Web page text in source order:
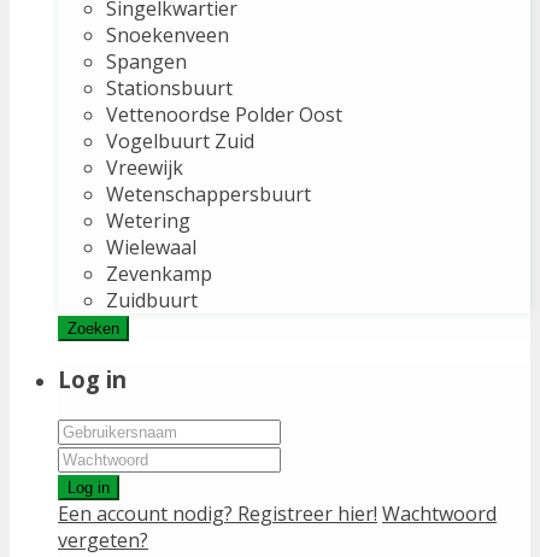
Singelkwartier
Snoekenveen
Spangen
Stationsbuurt
Vettenoordse Polder Oost
Vogelbuurt Zuid
Vreewijk
Wetenschappersbuurt
Wetering
Wielewaal
Zevenkamp
Zuidbuurt
Zoeken
Log in
Log in
Een account nodig? Registreer hier! Wachtwoord
vergeten?